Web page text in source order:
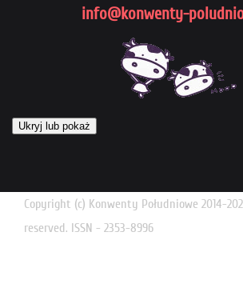
info@konwenty-
Ukryj lub pokaż
Copyright (c) Konwenty Południowe 2014-
reserved. ISSN - 2353-8996